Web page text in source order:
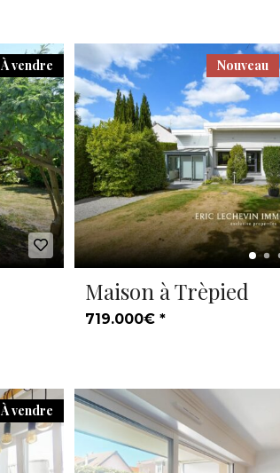
À vendre Nouveau
Maison à Trèpied
719.000€ *
À vendre